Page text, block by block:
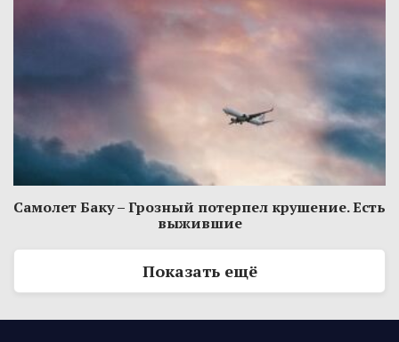
Самолет Баку – Грозный потерпел крушение. Есть
выжившие
Показать ещё